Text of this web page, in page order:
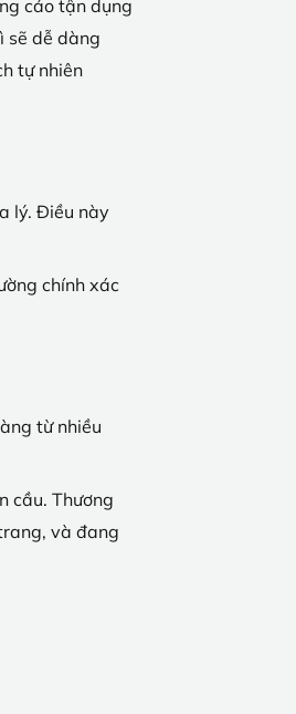
cáo tận dụng
sẽ dễ dàng
tự nhiên
lý. Điều này
chính xác
từ nhiều
cầu. Thương
và đang